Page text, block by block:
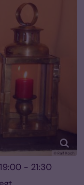
© Ralf Koch
- 21:30